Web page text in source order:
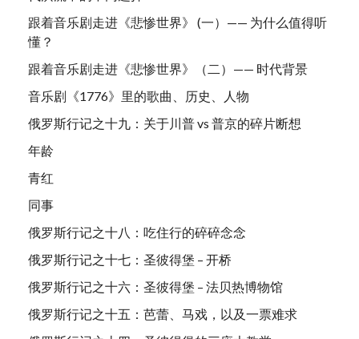
跟着音乐剧走进《悲惨世界》 (一）—— 为什么值得听
懂？
跟着音乐剧走进《悲惨世界》（二）—— 时代背景
音乐剧《1776》里的歌曲、历史、人物
俄罗斯行记之十九：关于川普 vs 普京的碎片断想
年龄
青红
同事
俄罗斯行记之十八：吃住行的碎碎念念
俄罗斯行记之十七：圣彼得堡 – 开桥
俄罗斯行记之十六：圣彼得堡 – 法贝热博物馆
俄罗斯行记之十五：芭蕾、马戏，以及一票难求